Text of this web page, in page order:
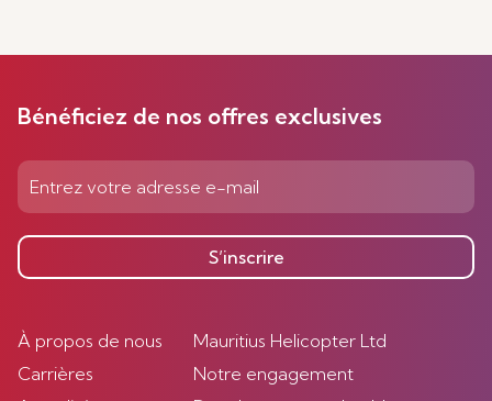
Bénéficiez de nos offres exclusives
S’inscrire
À propos de nous
Carrières
Mauritius Helicopter Ltd
Notre engagement